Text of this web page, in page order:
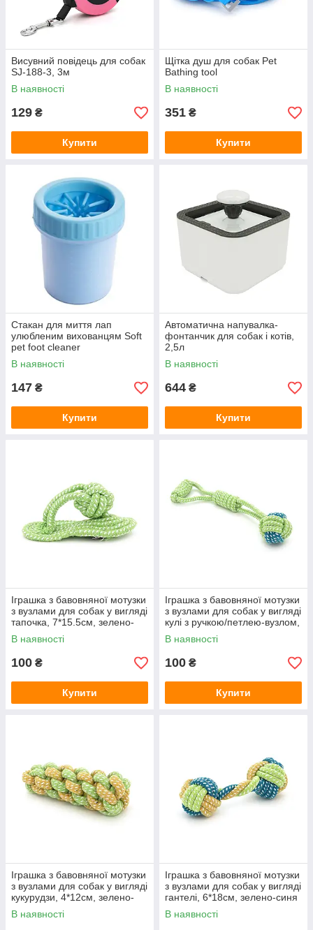
Висувний повідець для собак
SJ-188-3, 3м
В наявності
129 ₴
Купити
Щітка душ для собак Pet
Bathing tool
В наявності
351 ₴
Купити
Стакан для миття лап
улюбленим вихованцям Soft
pet foot cleaner
В наявності
147 ₴
Купити
Автоматична напувалка-
фонтанчик для собак і котів,
2,5л
В наявності
644 ₴
Купити
Іграшка з бавовняної мотузки
з вузлами для собак у вигляді
тапочка, 7*15.5см, зелено-
синя
В наявності
100 ₴
Купити
Іграшка з бавовняної мотузки
з вузлами для собак у вигляді
кулі з ручкою/петлею-вузлом,
6*27см, зелено-синя
В наявності
100 ₴
Купити
Іграшка з бавовняної мотузки
з вузлами для собак у вигляді
кукурудзи, 4*12см, зелено-
синя
В наявності
Іграшка з бавовняної мотузки
з вузлами для собак у вигляді
гантелі, 6*18см, зелено-синя
В наявності